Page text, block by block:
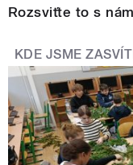
Rozsviťte to s
KDE JSME